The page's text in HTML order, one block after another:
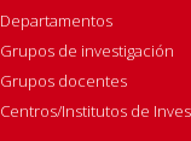
Departamentos
Grupos de investigación
Grupos docentes
Centros/Institutos de